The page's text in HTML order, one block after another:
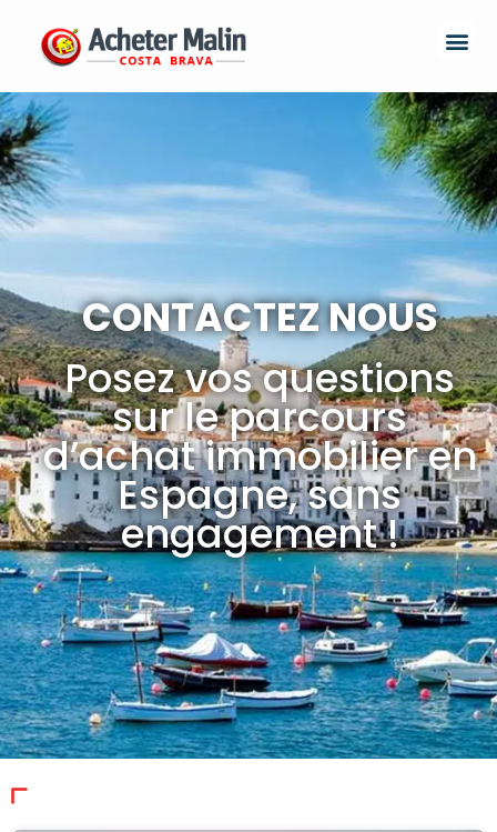
CONTACTEZ NOUS
Posez vos questions
sur le parcours
d’achat immobilier en
Espagne, sans
engagement !